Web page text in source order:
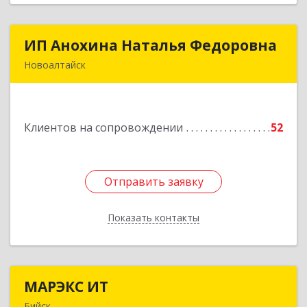
ИП Анохина Наталья Федоровна
Новоалтайск
Клиентов на сопровождении 52
Отправить заявку
Показать контакты
ИП Анохина Наталья Федоровна
Подробнее
Отправить заявку
Назад
МАРЭКС ИТ